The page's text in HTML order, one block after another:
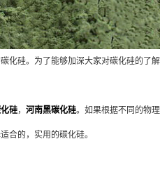
化硅。为了能够加深大家对碳化硅的了
硅， 河南黑碳化硅。如果根据不同的物
合的，实用的碳化硅。